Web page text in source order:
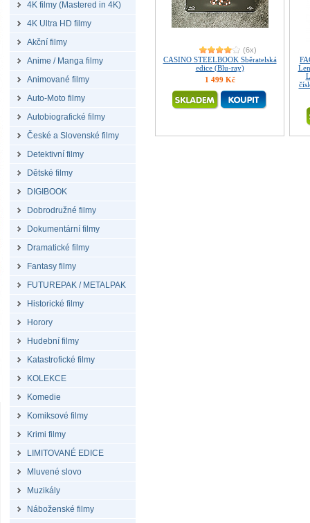
4K filmy (Mastered in 4K)
4K Ultra HD filmy
Akční filmy
Anime / Manga filmy
Animované filmy
Auto-Moto filmy
Autobiografické filmy
České a Slovenské filmy
Detektivní filmy
Dětské filmy
DIGIBOOK
Dobrodružné filmy
Dokumentární filmy
Dramatické filmy
Fantasy filmy
FUTUREPAK / METALPAK
Historické filmy
Horory
Hudební filmy
Katastrofické filmy
KOLEKCE
Komedie
Komiksové filmy
Krimi filmy
LIMITOVANÉ EDICE
Mluvené slovo
Muzikály
Náboženské filmy
(6x)
CASINO STEELBOOK Sběratelská
edice (Blu-ray)
1 499 Kč